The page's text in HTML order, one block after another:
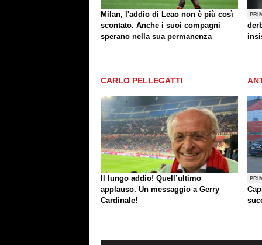
Milan, l'addio di Leao non è più così
scontato. Anche i suoi compagni
sperano nella sua permanenza
CARLO PELLEGATTI
Il lungo addio! Quell’ultimo
applauso. Un messaggio a Gerry
Cardinale!